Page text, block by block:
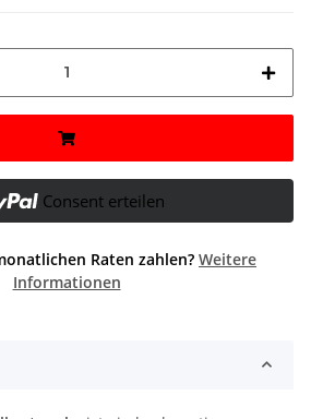
Consent erteilen
Raten zahlen? Weitere
Informationen